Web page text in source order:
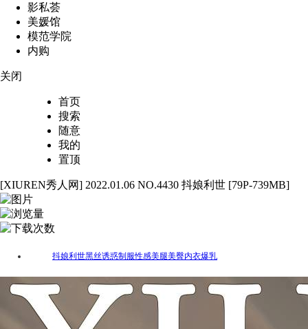
影私荟
美媛馆
模范学院
内购
关闭
首页
搜索
随意
我的
置顶
[XIUREN秀人网] 2022.01.06 NO.4430 抖娘利世 [79P-739MB]
抖娘利世黑丝诱惑制服性感美腿美臀内衣爆乳